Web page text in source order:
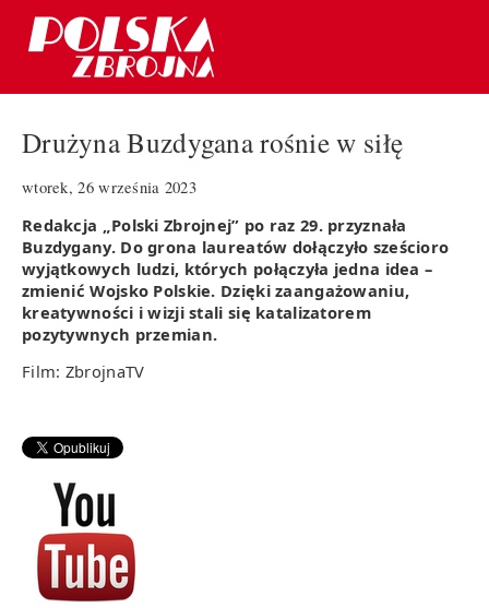
Drużyna Buzdygana rośnie w siłę
wtorek, 26 września 2023
Redakcja „Polski Zbrojnej” po raz 29. przyznała
Buzdygany. Do grona laureatów dołączyło sześcioro
wyjątkowych ludzi, których połączyła jedna idea –
zmienić Wojsko Polskie. Dzięki zaangażowaniu,
kreatywności i wizji stali się katalizatorem
pozytywnych przemian.
Film: ZbrojnaTV